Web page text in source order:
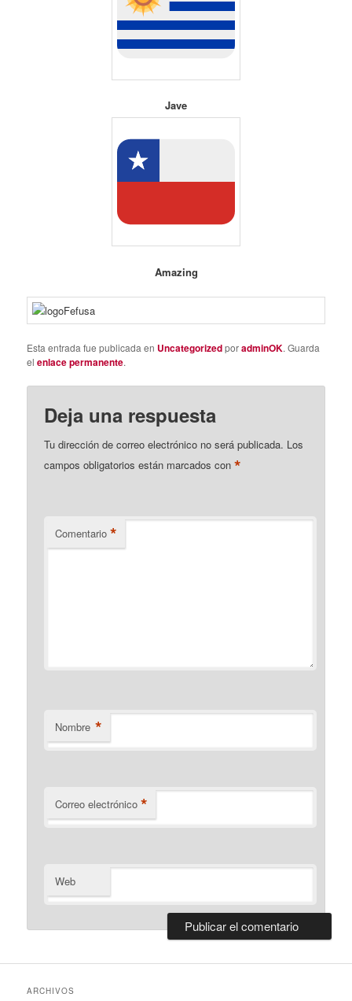
Jave
Amazing
Esta entrada fue publicada en UncategorizedporadminOK. Guarda
elenlace permanente.
Deja una respuesta
Tu dirección de correo electrónico no será publicada. Los
campos obligatorios están marcados con*
Comentario *
Nombre *
Correo electrónico *
Web
ARCHIVOS